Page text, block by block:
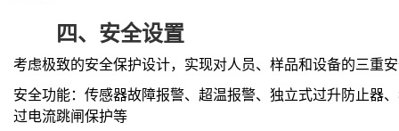
四、 安全设置
考虑极致的安全保护设计，实现对人员、样品和设备的三重
安全功能：传感器故障报警、超温报警、独立式过升防止器
过电流跳闸保护等